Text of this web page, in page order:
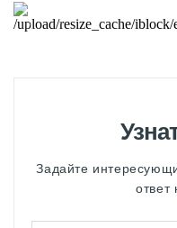
Задайте
ответ